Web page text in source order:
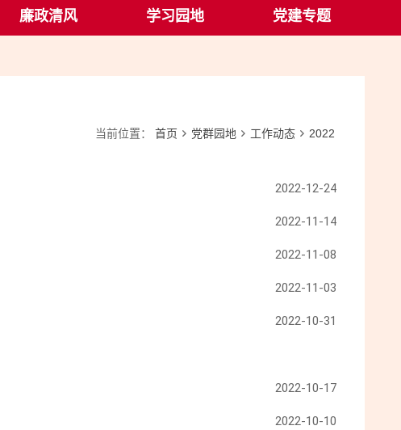
廉政清风 学习园地 党建专题
当前位置： 首页 党群园地 工作动态 2022
2022-12-24
2022-11-14
2022-11-08
2022-11-03
2022-10-31
2022-10-17
2022-10-10